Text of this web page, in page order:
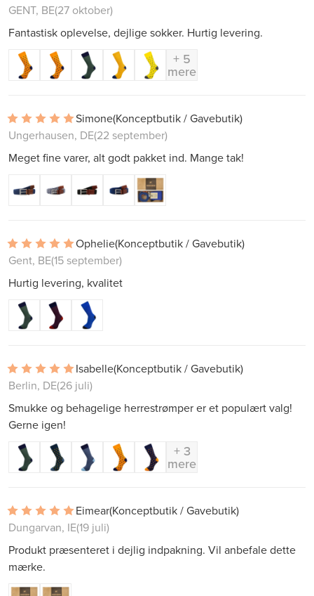
GENT, BE(27 oktober)
Fantastisk oplevelse, dejlige sokker. Hurtig levering.
+ 5
mere
Simone(Konceptbutik / Gavebutik)
Ungerhausen, DE(22 september)
Meget fine varer, alt godt pakket ind. Mange tak!
Ophelie(Konceptbutik / Gavebutik)
Gent, BE(15 september)
Hurtig levering, kvalitet
Isabelle(Konceptbutik / Gavebutik)
Berlin, DE(26 juli)
Smukke og behagelige herrestrømper er et populært valg!
Gerne igen!
+ 3
mere
Eimear(Konceptbutik / Gavebutik)
Dungarvan, IE(19 juli)
Produkt præsenteret i dejlig indpakning. Vil anbefale dette
mærke.